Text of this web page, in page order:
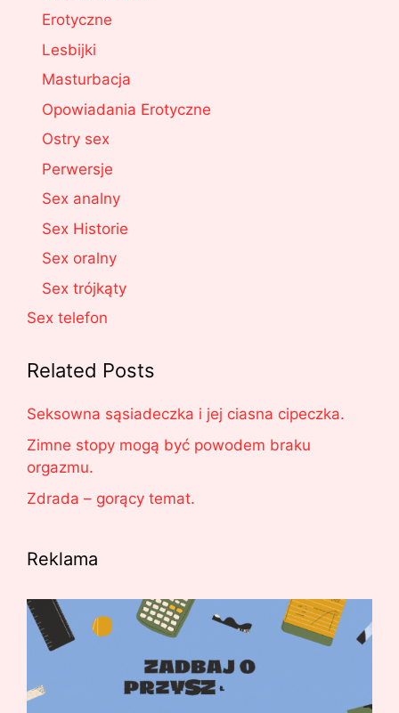
Erotyczne
Lesbijki
Masturbacja
Opowiadania Erotyczne
Ostry sex
Perwersje
Sex analny
Sex Historie
Sex oralny
Sex trójkąty
Sex telefon
Related Posts
Seksowna sąsiadeczka i jej ciasna cipeczka.
Zimne stopy mogą być powodem braku
orgazmu.
Zdrada – gorący temat.
Reklama